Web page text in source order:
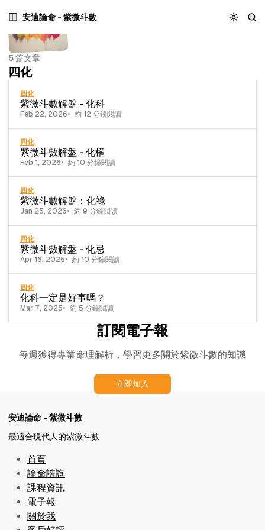
至
主
單
至
文
列
表
至
內
區
塊
安迪論命 - 紫微斗數
四化
5 篇文章
四化
紫微斗數解盤 - 化科
Feb 22, 2026 約 12 分鐘閱讀
四化
紫微斗數解盤 - 化權
Feb 1, 2026 約 10 分鐘閱讀
四化
紫微斗數解盤：化祿
Jan 25, 2026 約 9 分鐘閱讀
四化
紫微斗數解盤 - 化忌
Apr 16, 2025 約 10 分鐘閱讀
四化
化科一定是好事嗎？
Mar 7, 2025 約 5 分鐘閱讀
訂閱電子報
每週獲得專業命理解析，學習更多關於紫微斗數的知識
立即加入
安迪論命 - 紫微斗數
最適合現代人的紫微斗數
首頁
論命諮詢
課程資訊
電子報
關於我